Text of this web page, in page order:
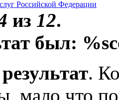
из 12.
был:
.
мало что